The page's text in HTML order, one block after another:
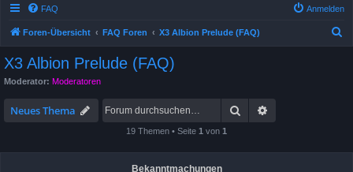
FAQ Anmelden
Foren-Übersicht FAQ Foren X3 Albion Prelude (FAQ)
X3 Albion Prelude (FAQ)
Moderator: Moderatoren
Neues Thema Suche
19 Themen • Seite 1 von 1
Bekanntmachungen